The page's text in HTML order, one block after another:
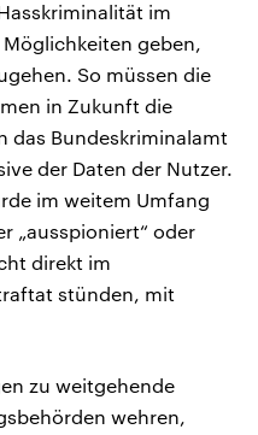
im
geben,
So müssen die
in Zukunft die
das Bundeskriminalamt
der Daten der Nutzer.
im weitem Umfang
„ausspioniert“ oder
direkt im
stünden, mit
zu weitgehende
wehren,